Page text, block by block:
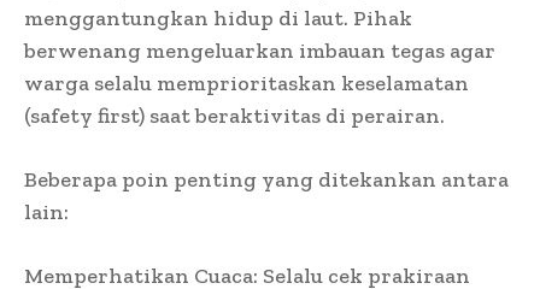
menggantungkan hidup di laut. Pihak
berwenang mengeluarkan imbauan tegas agar
warga selalu memprioritaskan keselamatan
(safety first) saat beraktivitas di perairan.
Beberapa poin penting yang ditekankan antara
lain:
Memperhatikan Cuaca: Selalu cek prakiraan